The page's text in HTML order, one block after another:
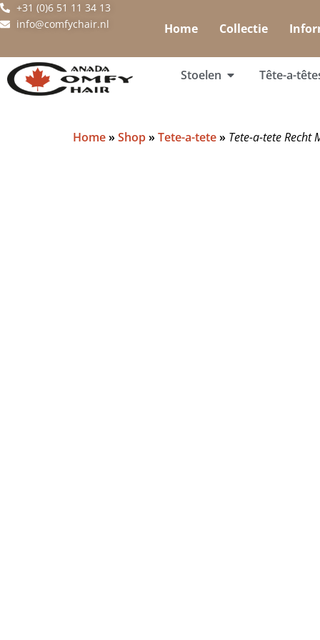
+31 (0)6 51 11 34 13
info@comfychair.nl
Home Collectie
Stoelen Tête-a-
Home»Shop»Tete-a-tete» Tete-a-tete Recht